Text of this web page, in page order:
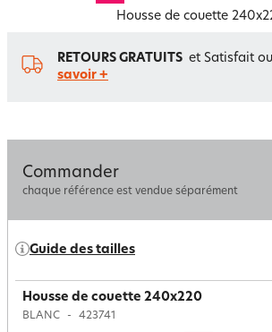
Housse de couette
RETOURS GRATUITS et Satisfait
savoir +
Commander
chaque référence est vendue séparément
Guide des tailles
Housse de couette 240x220
BLANC 423741